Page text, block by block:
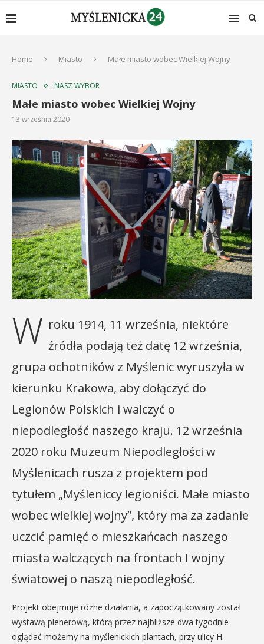
Home Miasto Małe miasto wobec Wielkiej Wojny
MIASTO NASZ WYBÓR
Małe miasto wobec Wielkiej Wojny
13 września 2020
W roku 1914, 11 września, niektóre
źródła podają też datę 12 września,
grupa ochotników z Myślenic wyruszyła w
kierunku Krakowa, aby dołączyć do
Legionów Polskich i walczyć o
niepodległość naszego kraju. 12 września
2020 roku Muzeum Niepodległości w
Myślenicach rusza z projektem pod
tytułem „Myśleniccy legioniści. Małe miasto
wobec wielkiej wojny”, który ma za zadanie
uczcić pamięć o mieszkańcach naszego
miasta walczących na frontach I wojny
światowej o naszą niepodległość.
Projekt obejmuje różne działania, a zapoczątkowany został
wystawą plenerową, którą przez najbliższe dwa tygodnie
oglądać możemy na myślenickich plantach, przy ulicy H.